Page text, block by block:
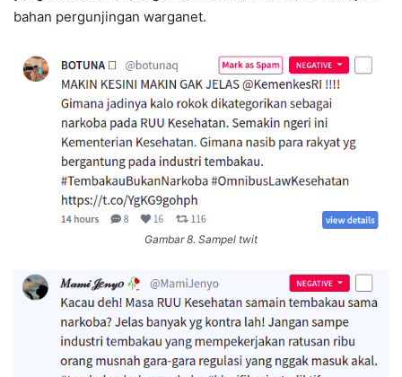
bahan pergunjingan warganet.
Gambar 8. Sampel twit